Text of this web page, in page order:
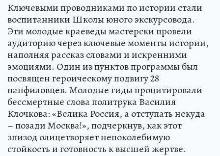
Ключевыми проводниками по истории стали
воспитанники Школы юного экскурсовода.
Эти молодые краеведы мастерски провели
аудиторию через ключевые моменты истории,
наполняя рассказ словами и искренними
эмоциями. Один из пунктов программы был
посвящен героическому подвигу 28
панфиловцев. Молодые гиды процитировали
бессмертные слова политрука Василия
Клочкова: «Велика Россия, а отступать некуда
– позади Москва!», подчеркнув, как этот
эпизод олицетворяет непоколебимую
стойкость и готовность к высшей жертве.